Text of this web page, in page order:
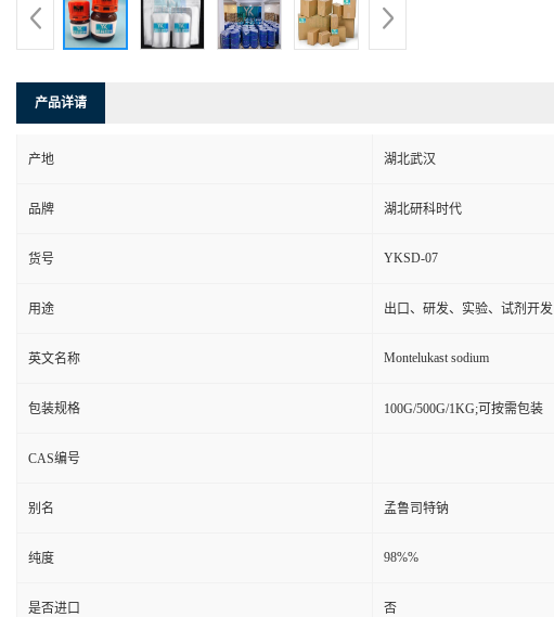
产品详请
产地 湖北武汉
品牌 湖北研科时代
货号 YKSD-07
用途 出口、研发、实验、试剂开发
英文名称 Montelukast sodium
包装规格 100G/500G/1KG;可按需包装
CAS编号
别名 孟鲁司特钠
纯度 98%%
是否进口 否